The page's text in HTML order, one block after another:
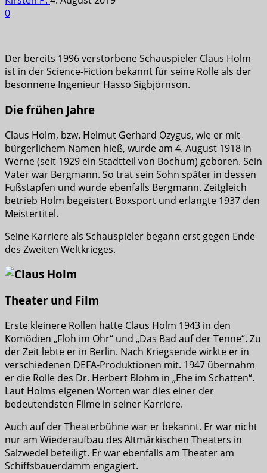
0
Der bereits 1996 verstorbene Schauspieler Claus Holm
ist in der Science-Fiction bekannt für seine Rolle als der
besonnene Ingenieur Hasso Sigbjörnson.
Die frühen Jahre
Claus Holm, bzw. Helmut Gerhard Ozygus, wie er mit
bürgerlichem Namen hieß, wurde am 4. August 1918 in
Werne (seit 1929 ein Stadtteil von Bochum) geboren. Sein
Vater war Bergmann. So trat sein Sohn später in dessen
Fußstapfen und wurde ebenfalls Bergmann. Zeitgleich
betrieb Holm begeistert Boxsport und erlangte 1937 den
Meistertitel.
Seine Karriere als Schauspieler begann erst gegen Ende
des Zweiten Weltkrieges.
Theater und Film
Erste kleinere Rollen hatte Claus Holm 1943 in den
Komödien „Floh im Ohr“ und „Das Bad auf der Tenne“. Zu
der Zeit lebte er in Berlin. Nach Kriegsende wirkte er in
verschiedenen DEFA-Produktionen mit. 1947 übernahm
er die Rolle des Dr. Herbert Blohm in „Ehe im Schatten“.
Laut Holms eigenen Worten war dies einer der
bedeutendsten Filme in seiner Karriere.
Auch auf der Theaterbühne war er bekannt. Er war nicht
nur am Wiederaufbau des Altmärkischen Theaters in
Salzwedel beteiligt. Er war ebenfalls am Theater am
Schiffsbauerdamm engagiert.